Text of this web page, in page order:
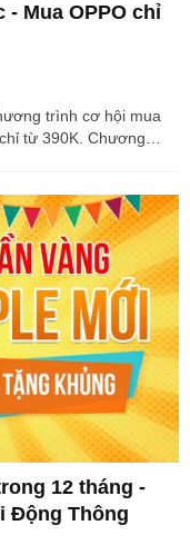
- Mua OPPO chỉ
trình cơ hội mua
từ 390K. Chương
mại sản phẩm Oppo
5.490.000vnđ OPPO
hàng
chiết khấu
như vậy người dùng
12 tháng -
Động Thông